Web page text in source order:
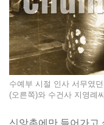
수예부 시절 인사 서무였
(오른쪽)와 수건사 지영례
신앙촌에만 들어가고